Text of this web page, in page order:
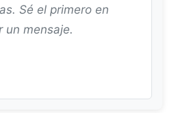
Sé el primero en
un mensaje.